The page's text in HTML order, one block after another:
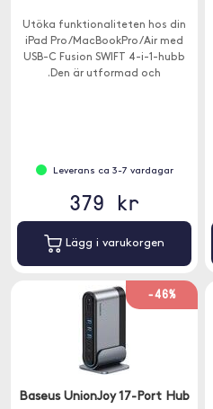
Utöka funktionaliteten hos din
iPad Pro/MacBookPro/Air med
USB-C Fusion SWIFT 4-i-1-hubb
.Den är utformad och
Leverans ca 3-7 vardagar
379 kr
Lägg i varukorgen
-46%
Baseus UnionJoy 17-Port Hub